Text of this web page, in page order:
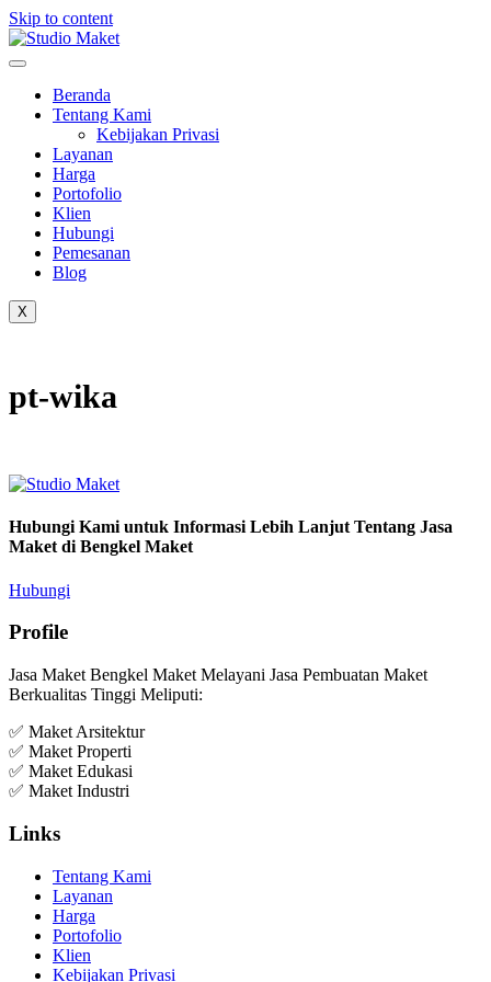
Skip to content
Beranda
Tentang Kami
Kebijakan Privasi
Layanan
Harga
Portofolio
Klien
Hubungi
Pemesanan
Blog
X
pt-wika
Hubungi Kami untuk Informasi Lebih Lanjut Tentang Jasa
Maket di Bengkel Maket
Hubungi
Profile
Jasa Maket Bengkel Maket Melayani Jasa Pembuatan Maket
Berkualitas Tinggi Meliputi:
✅ Maket Arsitektur
✅ Maket Properti
✅ Maket Edukasi
✅ Maket Industri
Links
Tentang Kami
Layanan
Harga
Portofolio
Klien
Kebijakan Privasi